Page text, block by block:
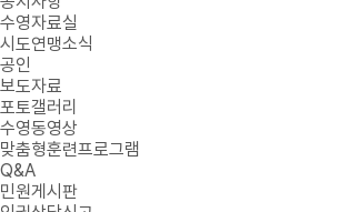
수영자료실
시도연맹소식
공인
보도자료
포토갤러리
수영동영상
맞춤형훈련프로그램
Q&A
민원게시판